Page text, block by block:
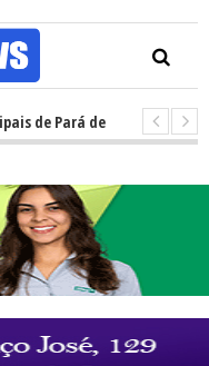
de Minas no IDEB 2025